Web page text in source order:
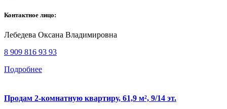
Контактное лицо:
Лебедева Оксана Владимировна
8 909 816 93 93
Подробнее
Продам 2-комнатную квартиру, 61,9 м², 9/14 эт.